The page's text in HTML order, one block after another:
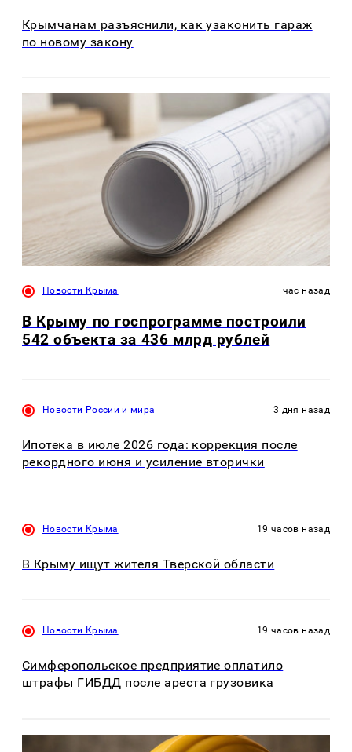
Крымчанам разъяснили, как узаконить гараж
по новому закону
Новости Крыма час назад
В Крыму по госпрограмме построили
542 объекта за 436 млрд рублей
Новости России и мира 3 дня назад
Ипотека в июле 2026 года: коррекция после
рекордного июня и усиление вторички
Новости Крыма 19 часов назад
В Крыму ищут жителя Тверской области
Новости Крыма 19 часов назад
Симферопольское предприятие оплатило
штрафы ГИБДД после ареста грузовика